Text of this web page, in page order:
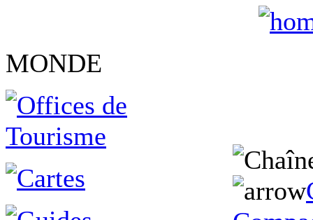
MONDE